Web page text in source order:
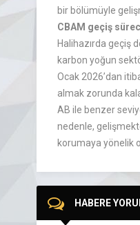
bir bölümüyle
CBAM geçiş
Halihazırda geçiş
karbon yoğun
Ocak 2026’dan
almak zorunda
AB ile benzer
nedenle,
korumaya yönelik
HABERE